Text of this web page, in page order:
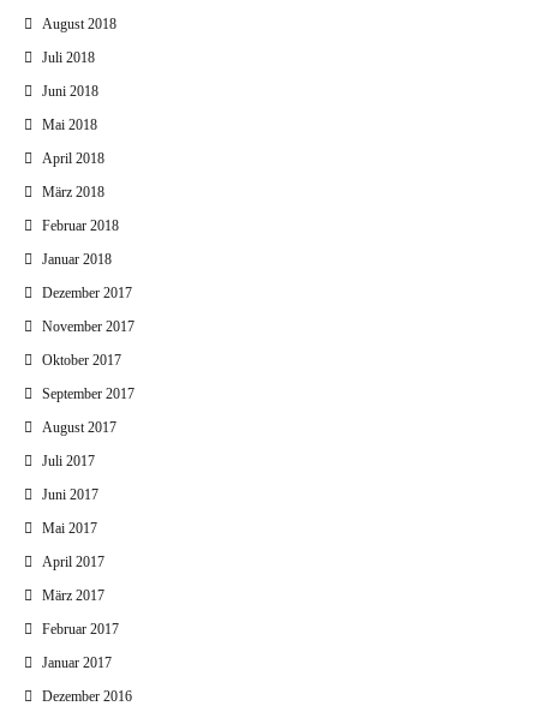
August 2018
Juli 2018
Juni 2018
Mai 2018
April 2018
März 2018
Februar 2018
Januar 2018
Dezember 2017
November 2017
Oktober 2017
September 2017
August 2017
Juli 2017
Juni 2017
Mai 2017
April 2017
März 2017
Februar 2017
Januar 2017
Dezember 2016